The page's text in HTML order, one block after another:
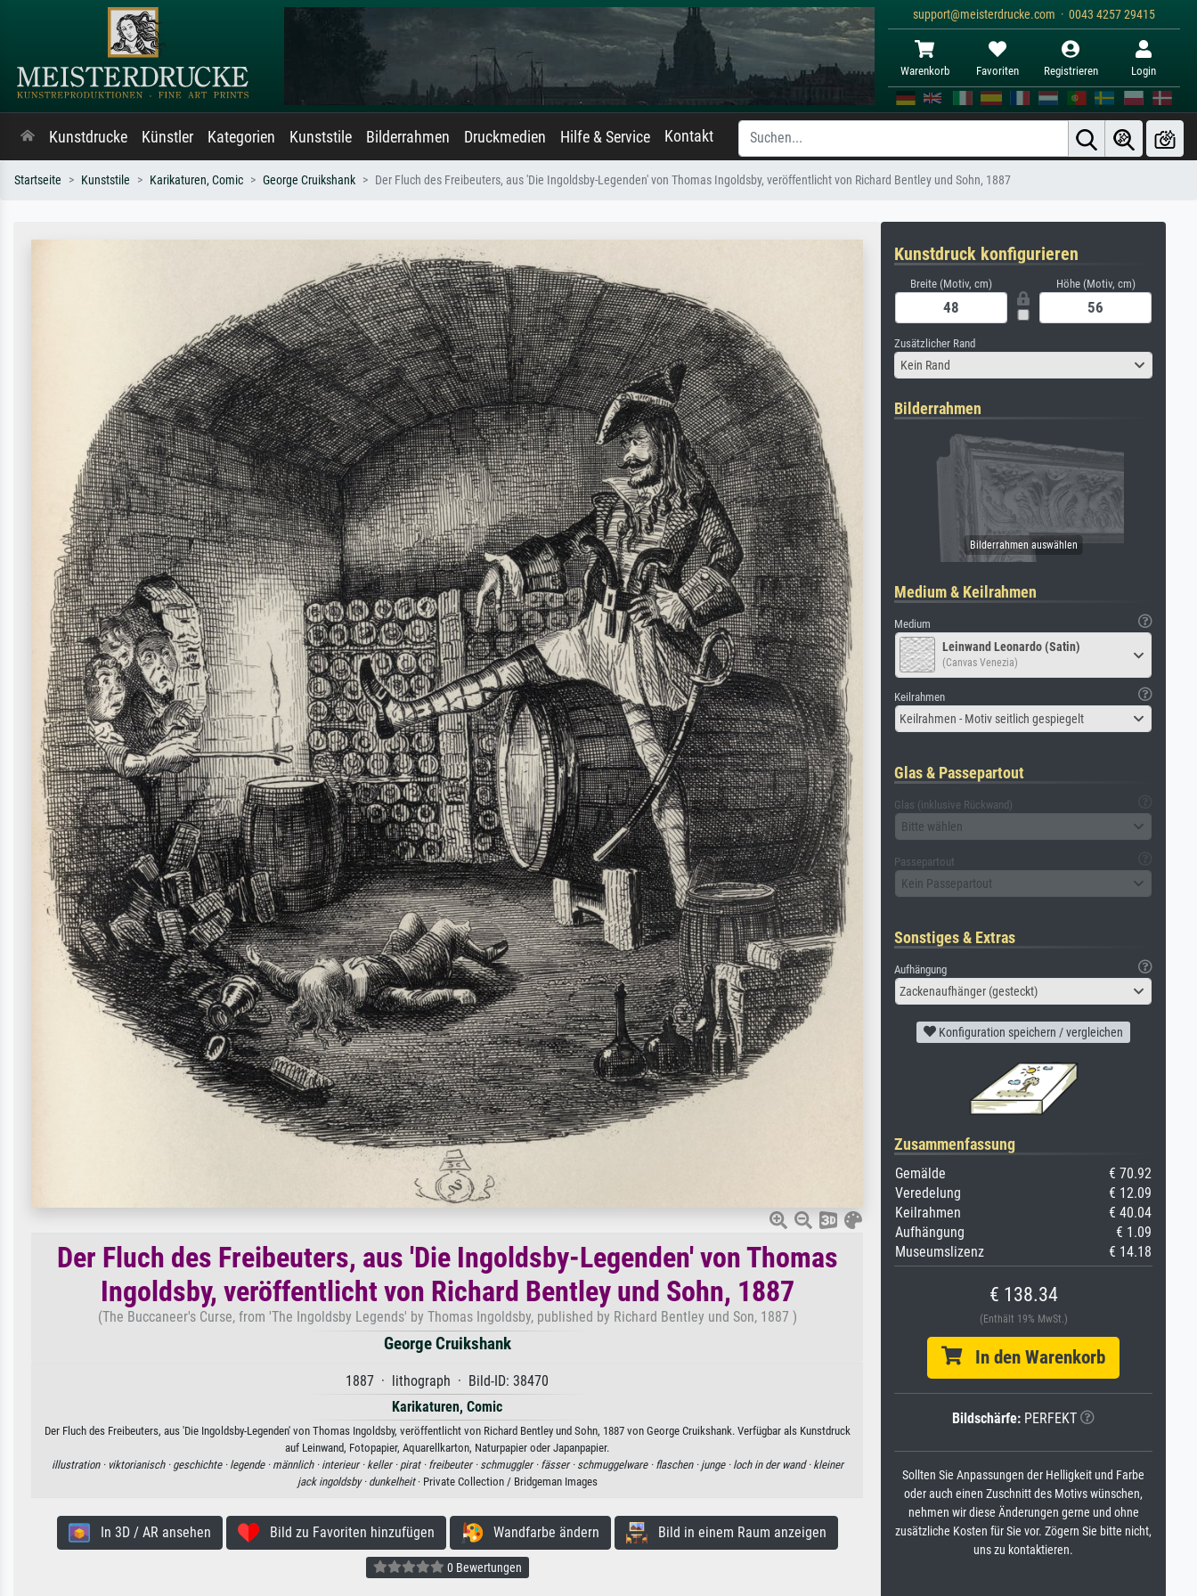
support@meisterdrucke.com · 0043 4257 29415
Warenkorb Favoriten Registrieren Login
Kunstdrucke Künstler Kategorien Kunststile Bilderrahmen Druckmedien Hilfe & Service Kontakt
Startseite Kunststile Karikaturen, Comic George Cruikshank Der Fluch des Freibeuters, aus 'Die Ingoldsby-Legenden' von Thomas Ingoldsby, veröffentlicht von Richard Bentley und Sohn, 1887
Der Fluch des Freibeuters, aus 'Die Ingoldsby-Legenden' von Thomas
Ingoldsby, veröffentlicht von Richard Bentley und Sohn, 1887
(The Buccaneer's Curse, from 'The Ingoldsby Legends' by Thomas Ingoldsby, published by Richard Bentley und Son, 1887 )
George Cruikshank
1887 · lithograph · Bild-ID: 38470
Karikaturen, Comic
Der Fluch des Freibeuters, aus 'Die Ingoldsby-Legenden' von Thomas Ingoldsby, veröffentlicht von Richard Bentley und Sohn, 1887 von George Cruikshank. Verfügbar als Kunstdruck
auf Leinwand, Fotopapier, Aquarellkarton, Naturpapier oder Japanpapier.
illustration · viktorianisch · geschichte · legende · männlich · interieur · keller · pirat · freibeuter · schmuggler · fässer · schmuggelware · flaschen · junge · loch in der wand · kleiner
jack ingoldsby · dunkelheit· Private Collection / Bridgeman Images
In 3D / AR ansehen Bild zu Favoriten hinzufügen Wandfarbe ändern Bild in einem Raum anzeigen
0 Bewertungen
Kunstdruck konfigurieren
Breite (Motiv, cm) Höhe (Motiv, cm)
Zusätzlicher Rand
Kein Rand
Bilderrahmen
Medium & Keilrahmen
Medium
Leinwand Leonardo (Satin)
(Canvas Venezia)
Keilrahmen
Keilrahmen - Motiv seitlich gespiegelt
Glas & Passepartout
Glas (inklusive Rückwand)
Bitte wählen
Passepartout
Kein Passepartout
Sonstiges & Extras
Aufhängung
Zackenaufhänger (gesteckt)
Konfiguration speichern / vergleichen
Zusammenfassung
Gemälde
€ 70.92
Veredelung
€ 12.09
Keilrahmen
€ 40.04
Aufhängung
€ 1.09
Museumslizenz
€ 14.18
€ 138.34
(Enthält 19% MwSt.)
In den Warenkorb
Bildschärfe: PERFEKT
Sollten Sie Anpassungen der Helligkeit und Farbe
oder auch einen Zuschnitt des Motivs wünschen,
nehmen wir diese Änderungen gerne und ohne
zusätzliche Kosten für Sie vor. Zögern Sie bitte nicht,
uns zu kontaktieren.